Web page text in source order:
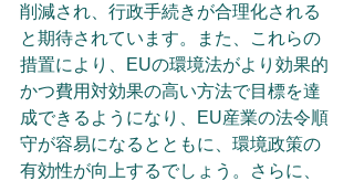
削減され、行政手続きが合理化される
と期待されています。また、これらの
措置により、EUの環境法がより効果的
かつ費用対効果の高い方法で目標を達
成できるようになり、EU産業の法令順
守が容易になるとともに、環境政策の
有効性が向上するでしょう。さらに、